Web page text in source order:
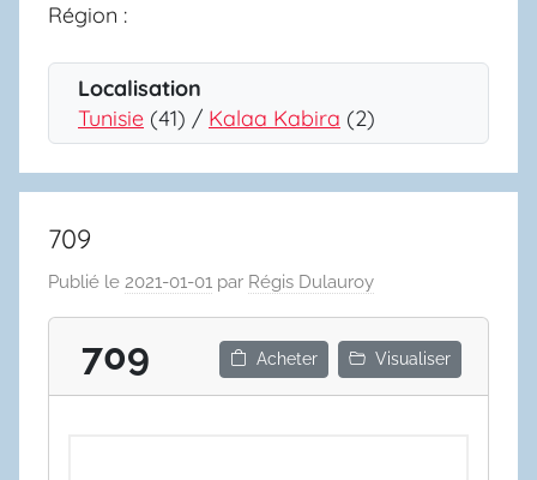
Région :
Localisation
Tunisie (41) / Kalaa Kabira (2)
709
Publié le 2021-01-01 par Régis Dulauroy
709 Acheter Visualiser